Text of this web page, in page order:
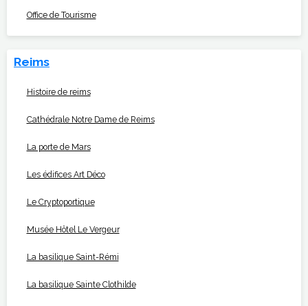
Office de Tourisme
Reims
Histoire de reims
Cathédrale Notre Dame de Reims
La porte de Mars
Les édifices Art Déco
Le Cryptoportique
Musée Hôtel Le Vergeur
La basilique Saint-Rémi
La basilique Sainte Clothilde